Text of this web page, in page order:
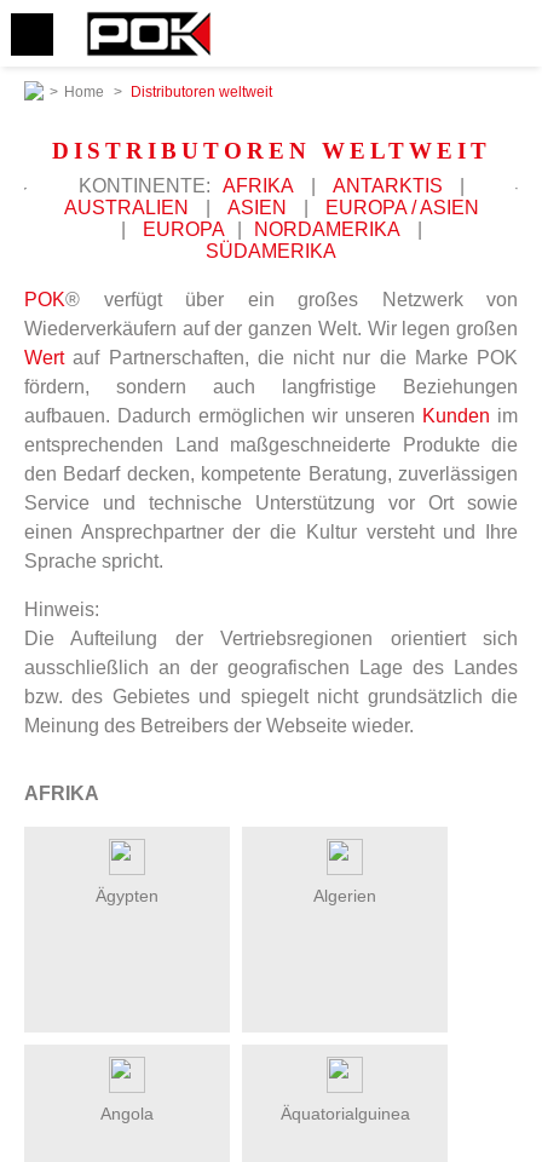
> Home > Distributoren weltweit
DISTRIBUTOREN WELTWEIT
KONTINENTE: AFRIKA ANTARKTIS
AUSTRALIEN
ASIEN
EUROPA / ASIEN
EUROPA NORDAMERIKA
SÜDAMERIKA
POK® verfügt über ein großes Netzwerk von
Wiederverkäufern auf der ganzen Welt. Wir legen großen
Wertauf Partnerschaften, die nicht nur die Marke POK
fördern, sondern auch langfristige Beziehungen
aufbauen. Dadurch ermöglichen wir unseren Kunden im
entsprechenden Land maßgeschneiderte Produkte die
den Bedarf decken, kompetente Beratung, zuverlässigen
Service und technische Unterstützung vor Ort sowie
einen Ansprechpartner der die Kultur versteht und Ihre
Sprache spricht.
Hinweis:
Die Aufteilung der Vertriebsregionen orientiert sich
ausschließlich an der geografischen Lage des Landes
bzw. des Gebietes und spiegelt nicht grundsätzlich die
Meinung des Betreibers der Webseite wieder.
AFRIKA
Ägypten Algerien
Angola Äquatorialguinea